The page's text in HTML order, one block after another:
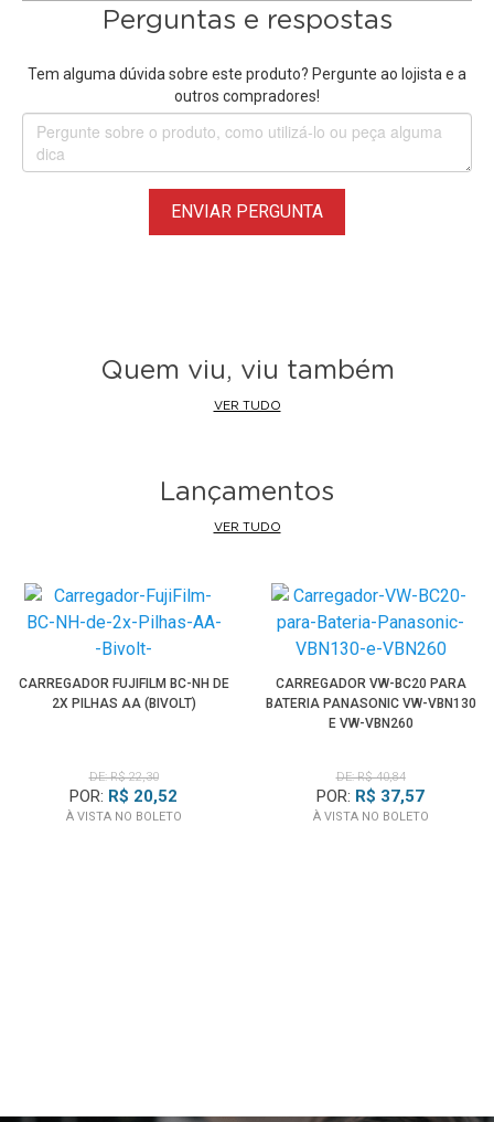
Zoom F8
Volume, clareza e imersão são igualmente importantes
foram atualizações atualizações no processamento de
fones de ouvido doZoom F8npara maximizar todos os
três. Um aumento de ganho digital foi adicionado para
minimizar o sangramento do ambiente, o que pode causar
parada ou erros de gravação.
Alimentação Phantom
Suporta phantom power + 24V e + 48V.
Três fontes de alimentação possíveis
Pode operar com baterias AA, um adaptador CA (incluído)
incluído) com comutação automática entre fontes de
alimentação.
Perguntas e respostas
Tem alguma dúvida sobre este produto? Pergunte ao lojista e a
outros compradores!
ENVIAR PERGUNTA
Quem viu, viu também
VER TUDO
Lançamentos
VER TUDO
CARREGADOR FUJIFILM BC-NH DE
2X PILHAS AA (BIVOLT)
DE: R$ 22,30
POR: R$ 20,52
À VISTA NO BOLETO
CARREGADOR VW-BC20 PARA
BATERIA PANASONIC VW-VBN130
E VW-VBN260
DE: R$ 40,84
POR: R$ 37,57
À VISTA NO BOLETO